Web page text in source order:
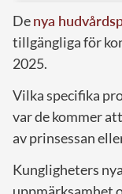
Denya
tillgängliga för
2025.
Vilka specifika
var de kommer
av prinsessan
Kungligheters